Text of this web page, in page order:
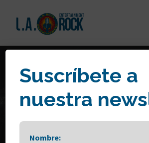
TAG
Suscríbete a
nuestra
Nombre: